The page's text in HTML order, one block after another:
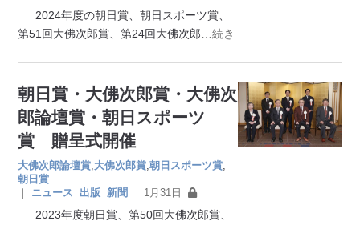
2024年度の朝日賞、朝日スポーツ賞、
第51回大佛次郎賞、第24回大佛次郎 …続き
朝日賞・大佛次郎賞・大佛次
郎論壇賞・朝日スポーツ
賞 贈呈式開催
大佛次郎論壇賞 大佛次郎賞 ,朝日スポーツ賞
朝日賞
｜
ニュース 出版 新聞 1月31日
2023年度朝日賞、第50回大佛次郎賞、